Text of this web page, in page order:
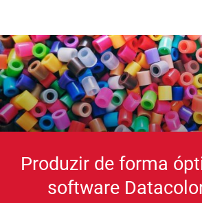
Produzir de forma
software